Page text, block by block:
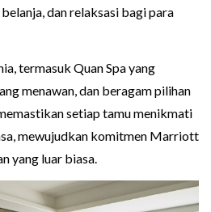
dan relaksasi bagi para
termasuk Quan Spa yang
menawan, dan beragam pilihan
setiap tamu menikmati
mewujudkan komitmen Marriott
yang luar biasa.